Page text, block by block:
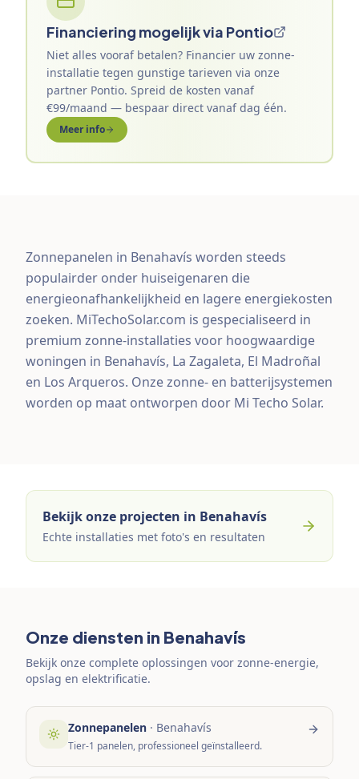
Financiering mogelijk via Pontio
Niet alles vooraf betalen? Financier uw zonne-
installatie tegen gunstige tarieven via onze
partner Pontio. Spreid de kosten vanaf
€99/maand — bespaar direct vanaf dag één.
Meer info
Zonnepanelen in Benahavís worden steeds
populairder onder huiseigenaren die
energieonafhankelijkheid en lagere energiekosten
zoeken. MiTechoSolar.com is gespecialiseerd in
premium zonne-installaties voor hoogwaardige
woningen in Benahavís, La Zagaleta, El Madroñal
en Los Arqueros. Onze zonne- en batterijsystemen
worden op maat ontworpen door Mi Techo Solar.
Bekijk onze projecten in Benahavís
Echte installaties met foto's en resultaten
Onze diensten in Benahavís
Bekijk onze complete oplossingen voor zonne-energie,
opslag en elektrificatie.
Zonnepanelen · Benahavís
Tier-1 panelen, professioneel geïnstalleerd.